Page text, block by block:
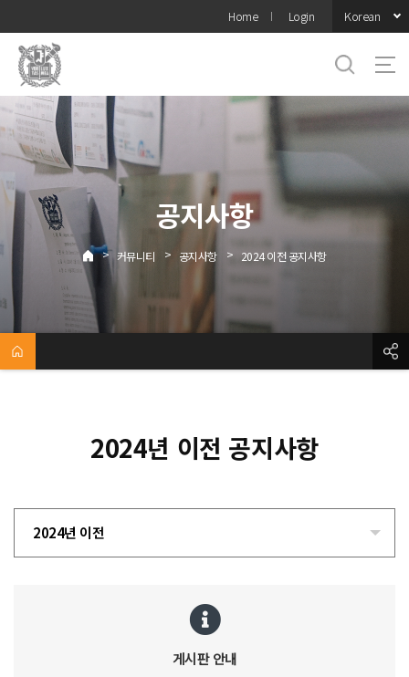
메뉴
Home Login Korean
공지사항
> 커뮤니티 > 공지사항 > 2024 이전 공지사항
2024년 이전 공지사항
2024년 이전
게시판 안내